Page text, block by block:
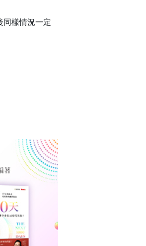
同樣情況一定